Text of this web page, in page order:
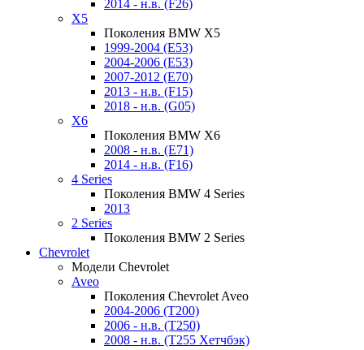
2014 - н.в. (F26)
X5
Поколения BMW X5
1999-2004 (E53)
2004-2006 (E53)
2007-2012 (E70)
2013 - н.в. (F15)
2018 - н.в. (G05)
X6
Поколения BMW X6
2008 - н.в. (E71)
2014 - н.в. (F16)
4 Series
Поколения BMW 4 Series
2013
2 Series
Поколения BMW 2 Series
Chevrolet
Модели Chevrolet
Aveo
Поколения Chevrolet Aveo
2004-2006 (T200)
2006 - н.в. (T250)
2008 - н.в. (T255 Хетчбэк)